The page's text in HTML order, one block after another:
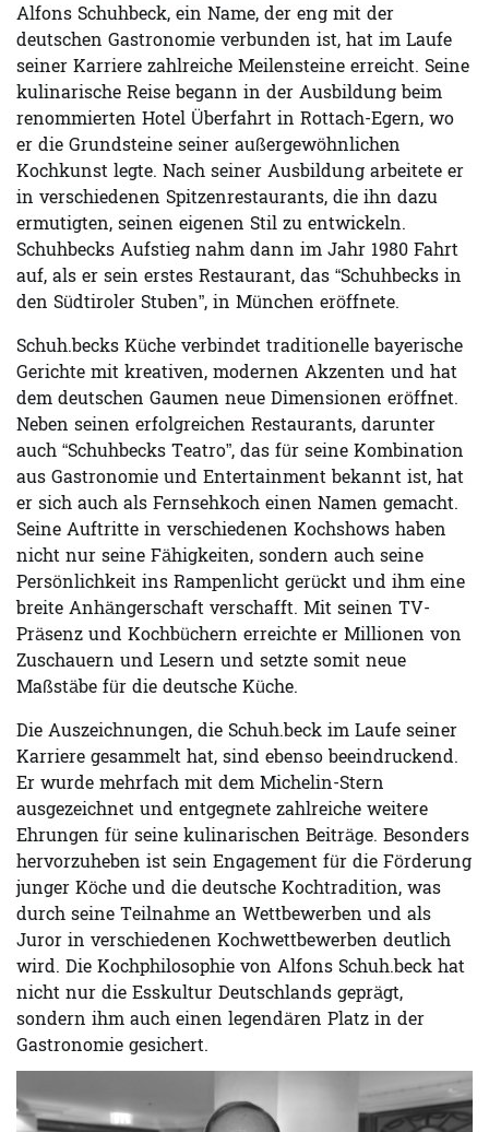
Alfons Schuhbeck, ein Name, der eng mit der
deutschen Gastronomie verbunden ist, hat im Laufe
seiner Karriere zahlreiche Meilensteine erreicht. Seine
kulinarische Reise begann in der Ausbildung beim
renommierten Hotel Überfahrt in Rottach-Egern, wo
er die Grundsteine seiner außergewöhnlichen
Kochkunst legte. Nach seiner Ausbildung arbeitete er
in verschiedenen Spitzenrestaurants, die ihn dazu
ermutigten, seinen eigenen Stil zu entwickeln.
Schuhbecks Aufstieg nahm dann im Jahr 1980 Fahrt
auf, als er sein erstes Restaurant, das “Schuhbecks in
den Südtiroler Stuben”, in München eröffnete.
Schuh.becks Küche verbindet traditionelle bayerische
Gerichte mit kreativen, modernen Akzenten und hat
dem deutschen Gaumen neue Dimensionen eröffnet.
Neben seinen erfolgreichen Restaurants, darunter
auch “Schuhbecks Teatro”, das für seine Kombination
aus Gastronomie und Entertainment bekannt ist, hat
er sich auch als Fernsehkoch einen Namen gemacht.
Seine Auftritte in verschiedenen Kochshows haben
nicht nur seine Fähigkeiten, sondern auch seine
Persönlichkeit ins Rampenlicht gerückt und ihm eine
breite Anhängerschaft verschafft. Mit seinen TV-
Präsenz und Kochbüchern erreichte er Millionen von
Zuschauern und Lesern und setzte somit neue
Maßstäbe für die deutsche Küche.
Die Auszeichnungen, die Schuh.beck im Laufe seiner
Karriere gesammelt hat, sind ebenso beeindruckend.
Er wurde mehrfach mit dem Michelin-Stern
ausgezeichnet und entgegnete zahlreiche weitere
Ehrungen für seine kulinarischen Beiträge. Besonders
hervorzuheben ist sein Engagement für die Förderung
junger Köche und die deutsche Kochtradition, was
durch seine Teilnahme an Wettbewerben und als
Juror in verschiedenen Kochwettbewerben deutlich
wird. Die Kochphilosophie von Alfons Schuh.beck hat
nicht nur die Esskultur Deutschlands geprägt,
sondern ihm auch einen legendären Platz in der
Gastronomie gesichert.